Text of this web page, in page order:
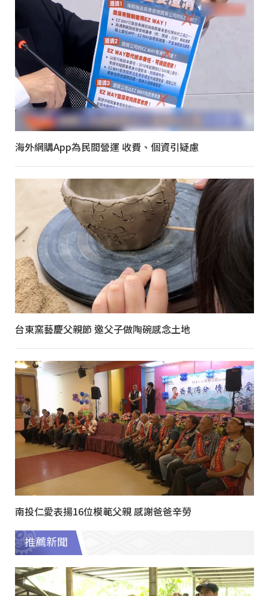
海外網購App為民間營運 收費、個資引疑慮
台東窯藝慶父親節 邀父子做陶碗感念土地
南投仁愛表揚16位模範父親 感謝爸爸辛勞
推薦新聞